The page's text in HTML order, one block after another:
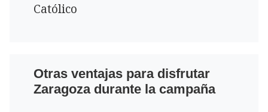
Católico
Otras ventajas para disfrutar
Zaragoza durante la campaña